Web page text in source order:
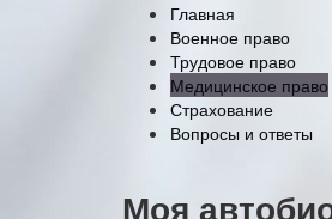
Главная
Военное право
Трудовое право
Медицинское право
Страхование
Вопросы и ответы
Моя